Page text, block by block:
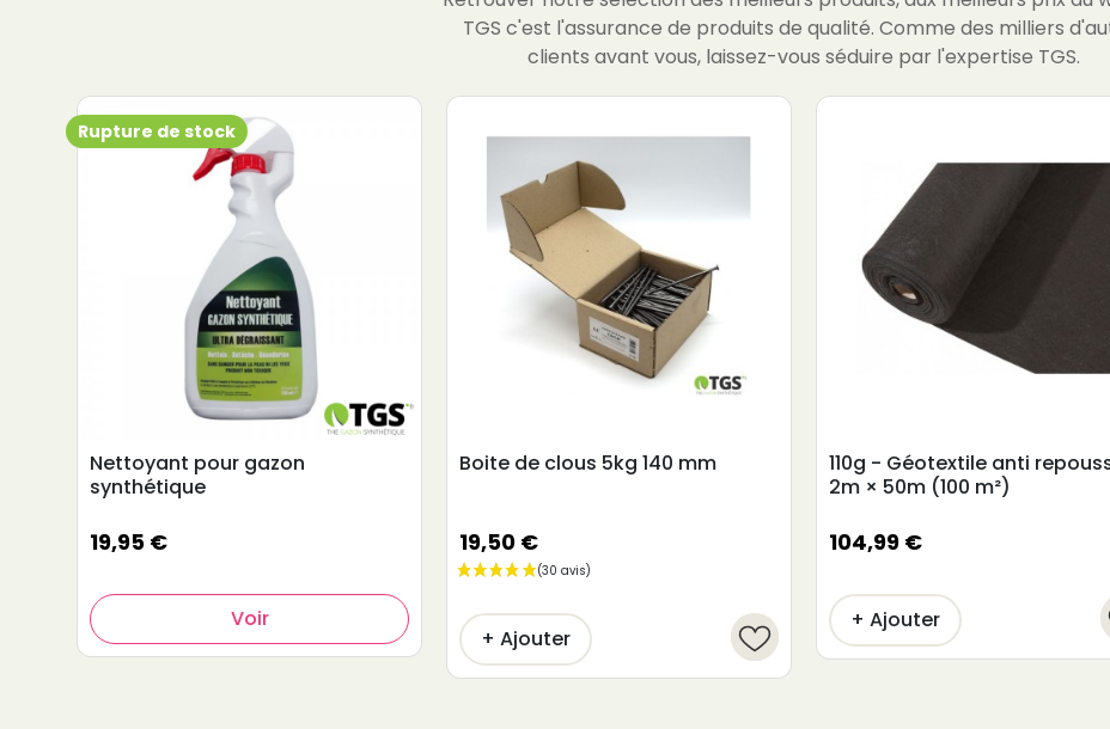
TGS c'est l'assurance de produits de qualité. Comme des milliers
clients avant vous, laissez-vous séduire par l'expertise TGS.
Rupture de stock
Nettoyant pour gazon
synthétique
19,95 €
Voir
Boite de clous 5kg 140 mm
19,50 €
+ Ajouter
110g - Géotextile anti
2m × 50m (100 m²)
104,99 €
+ Ajouter